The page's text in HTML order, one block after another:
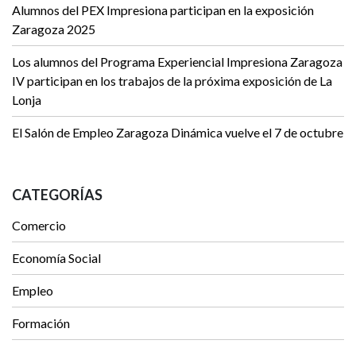
Alumnos del PEX Impresiona participan en la exposición
Zaragoza 2025
Los alumnos del Programa Experiencial Impresiona Zaragoza
IV participan en los trabajos de la próxima exposición de La
Lonja
El Salón de Empleo Zaragoza Dinámica vuelve el 7 de octubre
CATEGORÍAS
Comercio
Economía Social
Empleo
Formación